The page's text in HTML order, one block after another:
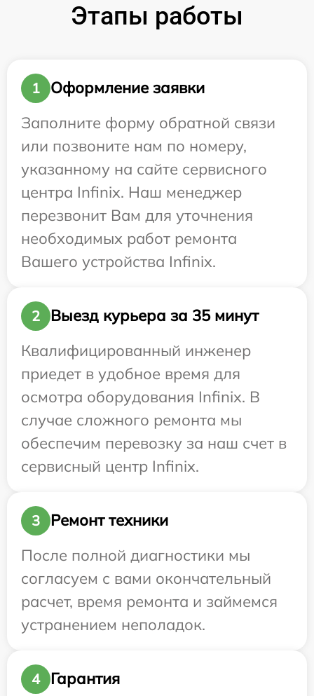
Этапы работы
1
Оформление заявки
Заполните форму обратной связи
или позвоните нам по номеру,
указанному на сайте сервисного
центра Infinix. Наш менеджер
перезвонит Вам для уточнения
необходимых работ ремонта
Вашего устройства Infinix.
2
Выезд курьера за 35 минут
Квалифицированный инженер
приедет в удобное время для
осмотра оборудования Infinix. В
случае сложного ремонта мы
обеспечим перевозку за наш счет в
сервисный центр Infinix.
3
Ремонт техники
После полной диагностики мы
согласуем с вами окончательный
расчет, время ремонта и займемся
устранением неполадок.
4 Гарантия